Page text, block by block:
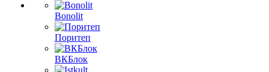
Bonolit
Поритеп
ВКБлок